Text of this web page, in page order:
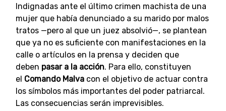
Indignadas ante el último crimen machista de una
mujer que había denunciado a su marido por malos
tratos —pero al que un juez absolvió—, se plantean
que ya no es suficiente con manifestaciones en la
calle o artículos en la prensa y deciden que
deben pasar a la acción. Para ello, constituyen
el Comando Malva con el objetivo de actuar contra
los símbolos más importantes del poder patriarcal.
Las consecuencias serán imprevisibles.